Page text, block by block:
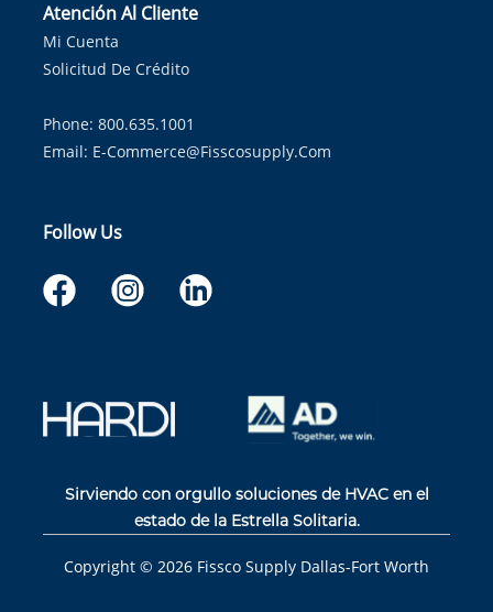
Atención Al Cliente
Mi Cuenta
Solicitud De Crédito
Phone: 800.635.1001
Email: E-Commerce@fisscosupply.com
Follow Us
Sirviendo con orgullo soluciones de HVAC en el
estado de la Estrella Solitaria.
Copyright © 2026 Fissco Supply Dallas-Fort Worth